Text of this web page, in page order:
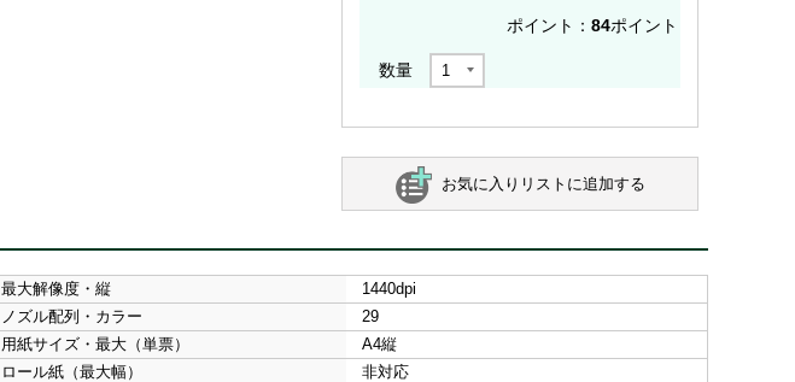
ポイント： 84ポイント
数量
お気に入りリストに追加する
最大解像度・縦
1440dpi
ノズル配列・カラー
29
用紙サイズ・最大（単票）
A4縦
ロール紙（最大幅）
非対応